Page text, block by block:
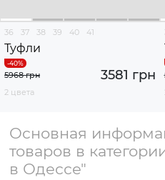
36 37 38 39 40 41
Туфли
3581 грн
5968 грн
2 цвета
Основная
товаров в
в Одессе"